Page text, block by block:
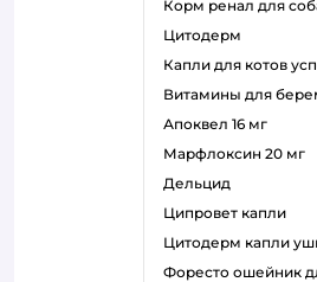
корм ренал для
цитодерм
капли для котов
витамины для
апоквел 16 мг
марфлоксин 20 мг
дельцид
ципровет капли
цитодерм капли
форесто ошейник